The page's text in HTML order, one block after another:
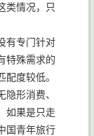
类情况，只
有专门针对
特殊需求的
度较低。
形消费、
如果是只走
国青年旅行